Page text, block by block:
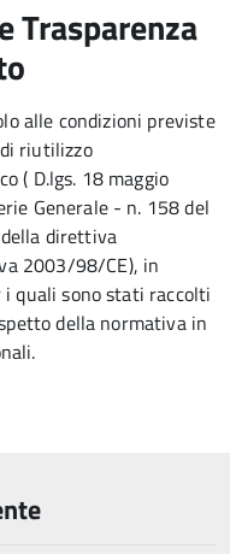
Trasparenza
alle condizioni previste
riutilizzo
( D.lgs. 18 maggio
Generale - n. 158 del
direttiva
2003/98/CE), in
quali sono stati raccolti
della normativa in